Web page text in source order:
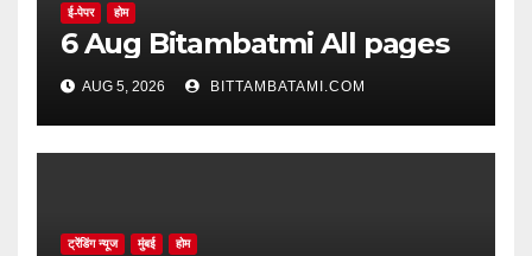
ई-पेपर होम
6 Aug Bitambatmi All pages
AUG 5, 2026 BITTAMBATAMI.COM
ट्रेंडिंग न्यूज मुंबई होम